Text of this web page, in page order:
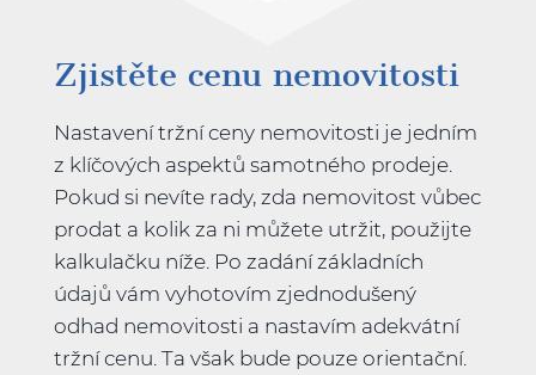
Zjistěte cenu nemovitosti
Nastavení tržní ceny nemovitosti je jedním
z klíčových aspektů samotného prodeje.
Pokud si nevíte rady, zda nemovitost vůbec
prodat a kolik za ni můžete utržit, použijte
kalkulačku níže. Po zadání základních
údajů vám vyhotovím zjednodušený
odhad nemovitosti a nastavím adekvátní
tržní cenu. Ta však bude pouze orientační.